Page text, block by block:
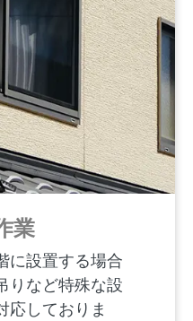
業
に設置する場合
りなど特殊な設
応しておりま